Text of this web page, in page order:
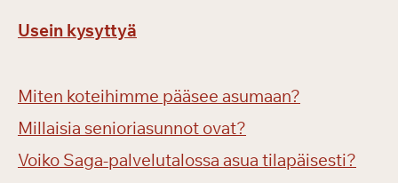
Usein kysyttyä
Miten koteihimme pääsee asumaan?
Millaisia senioriasunnot ovat?
Voiko Saga-palvelutalossa asua tilapäisesti?